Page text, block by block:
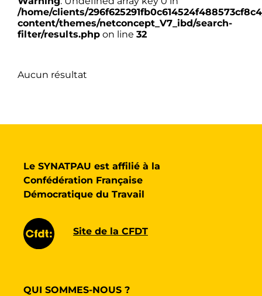
/home/clients/
content/themes/netconcept_V7_ibd/search-
filter/results.php on line 32
Aucun résultat
Le SYNATPAU est affilié à la
Confédération Française
Démocratique du Travail
Site de la CFDT
QUI SOMMES-NOUS ?